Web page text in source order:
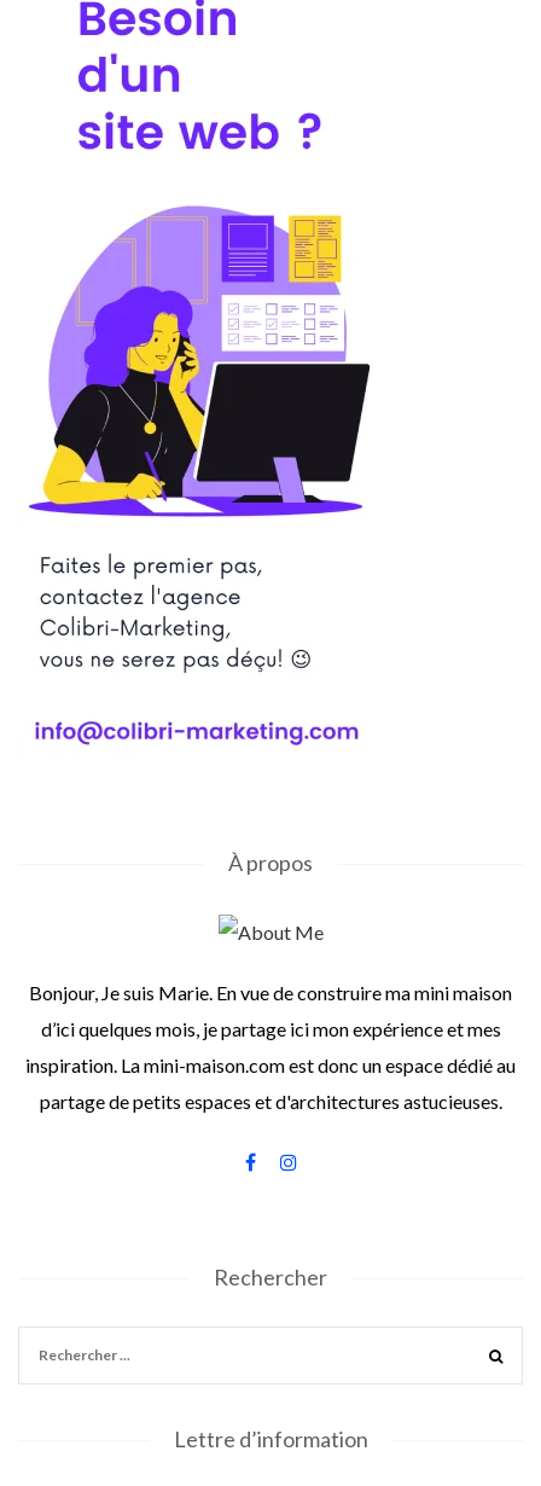
À propos
Bonjour, Je suis Marie. En vue de construire ma mini maison
d’ici quelques mois, je partage ici mon expérience et mes
inspiration. La mini-maison.com est donc un espace dédié au
partage de petits espaces et d'architectures astucieuses.
Rechercher
Lettre d’information